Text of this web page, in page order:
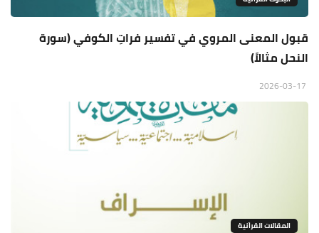
قبول المعنى المروي في تفسير فراتِ الكوفي (سورة
النحل مثالاً)
المقالات القراَنية